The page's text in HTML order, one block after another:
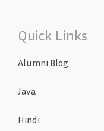
Quick Links
Alumni Blog
Java
Hindi